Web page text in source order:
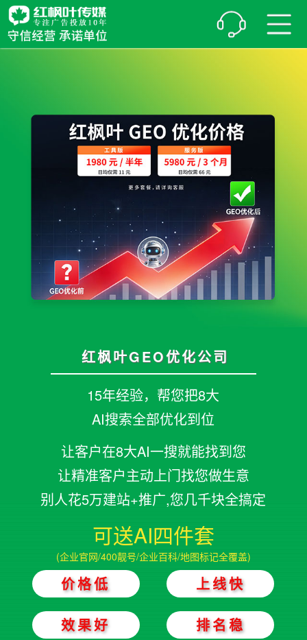
红枫叶GEO优化公司
15年经验，帮您把8大
AI搜索全部优化到位
让客户在8大AI一搜就能找到您
让精准客户主动上门找您做生意
别人花5万建站+推广,您几千块全搞定
可送AI四件套
(企业官网/400靓号/企业百科/地图标记全覆盖)
价格低 上线快
效果好 排名稳